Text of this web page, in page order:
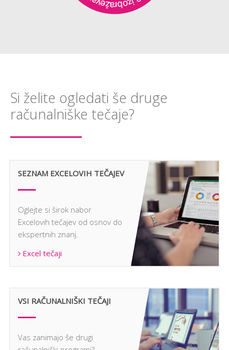
Si želite ogledati še druge
računalniške tečaje?
SEZNAM EXCELOVIH TEČAJEV
Oglejte si širok nabor
Excelovih tečajev od osnov do
ekspertnih znanj.
Excel tečaji
VSI RAČUNALNIŠKI TEČAJI
Vas zanimajo še drugi